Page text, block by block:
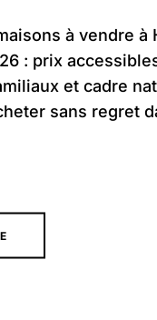
à vendre à
: prix
et cadre
sans regret